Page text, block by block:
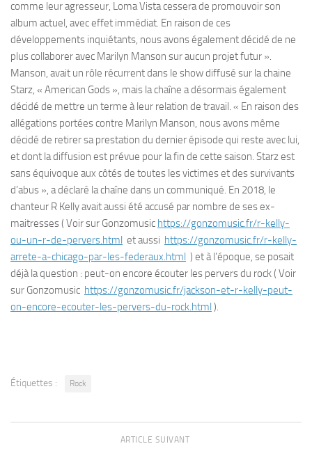
comme leur agresseur, Loma Vista cessera de promouvoir son
album actuel, avec effet immédiat. En raison de ces
développements inquiétants, nous avons également décidé de ne
plus collaborer avec Marilyn Manson sur aucun projet futur ».
Manson, avait un rôle récurrent dans le show diffusé sur la chaine
Starz, « American Gods », mais la chaîne a désormais également
décidé de mettre un terme à leur relation de travail. « En raison des
allégations portées contre Marilyn Manson, nous avons même
décidé de retirer sa prestation du dernier épisode qui reste avec lui,
et dont la diffusion est prévue pour la fin de cette saison. Starz est
sans équivoque aux côtés de toutes les victimes et des survivants
d’abus », a déclaré la chaîne dans un communiqué. En 2018, le
chanteur R Kelly avait aussi été accusé par nombre de ses ex-
maitresses ( Voir sur Gonzomusic https://gonzomusic.fr/r-kelly-
ou-un-r-de-pervers.html et aussi https://gonzomusic.fr/r-kelly-
arrete-a-chicago-par-les-federaux.html ) et à l’époque, se posait
déjà la question : peut-on encore écouter les pervers du rock ( Voir
sur Gonzomusic https://gonzomusic.fr/jackson-et-r-kelly-peut-
on-encore-ecouter-les-pervers-du-rock.html ).
Étiquettes : Rock
ARTICLE SUIVANT